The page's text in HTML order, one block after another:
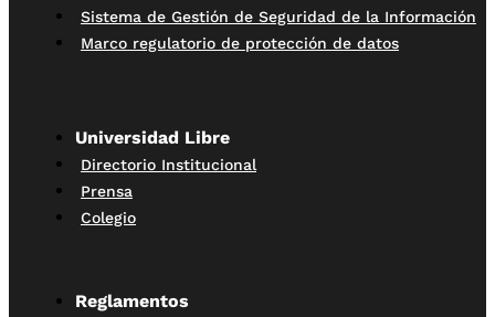
Sistema de Gestión de Seguridad de la Información
Marco regulatorio de protección de datos
Universidad Libre
Directorio Institucional
Prensa
Colegio
Reglamentos